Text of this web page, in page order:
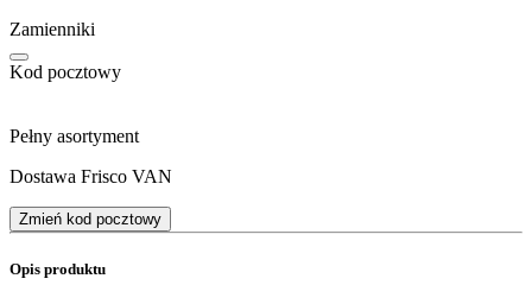
Zamienniki
Kod pocztowy
Pełny asortyment
Dostawa Frisco VAN
Zmień kod pocztowy
Opis produktu